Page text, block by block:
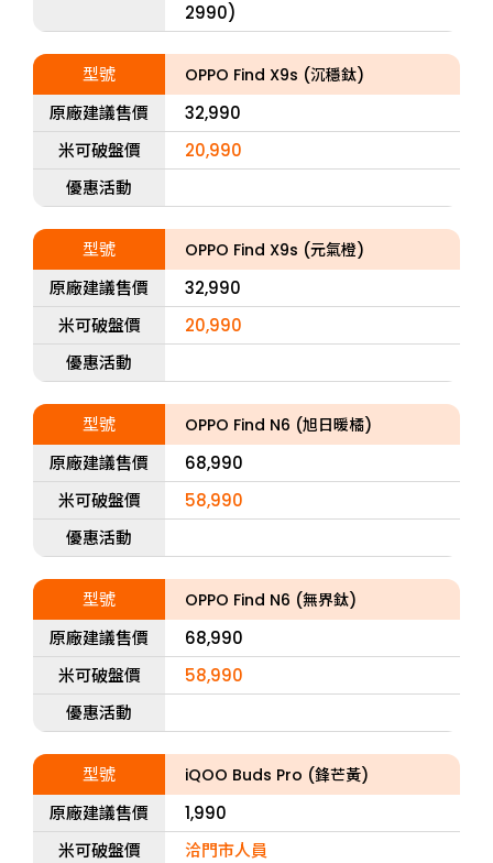
2990)
型號 OPPO Find X9s (沉穩鈦)
原廠建議售價
32,990
米可破盤價
20,990
優惠活動
型號 OPPO Find X9s (元氣橙)
原廠建議售價
32,990
米可破盤價
20,990
優惠活動
型號 OPPO Find N6 (旭日暖橘)
原廠建議售價
68,990
米可破盤價
58,990
優惠活動
型號 OPPO Find N6 (無界鈦)
原廠建議售價
68,990
米可破盤價
58,990
優惠活動
型號 iQOO Buds Pro (鋒芒黃)
原廠建議售價
1,990
米可破盤價
洽門市人員